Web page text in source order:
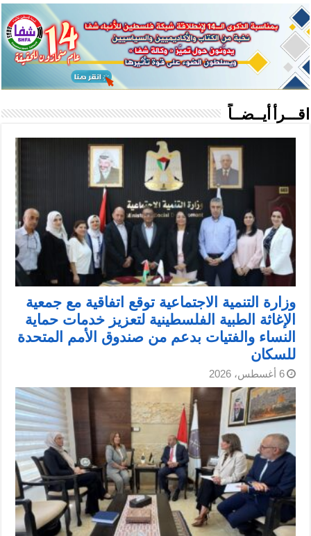
اقـــرأ أيــضــاً
وزارة التنمية الاجتماعية توقع اتفاقية مع جمعية
الإغاثة الطبية الفلسطينية لتعزيز خدمات حماية
النساء والفتيات بدعم من صندوق الأمم المتحدة
للسكان
6 أغسطس، 2026